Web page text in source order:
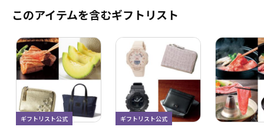
このアイテムを含むギフトリスト
ギフトリスト公式 ギフトリスト公式